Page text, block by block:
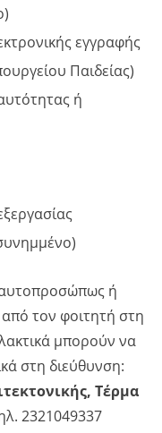
εγγραφής
Παιδείας)
ή
αυτοπροσώπως ή
τον φοιτητή στη
μπορούν να
στη διεύθυνση:
Τέρμα
2321049337